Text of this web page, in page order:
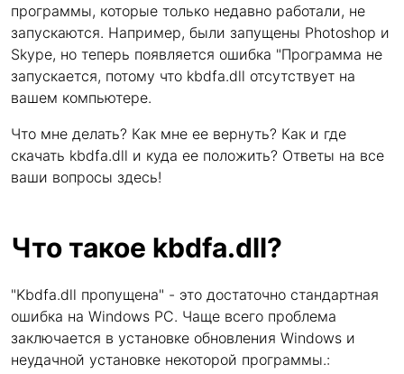
программы, которые только недавно работали, не
запускаются. Например, были запущены Photoshop и
Skype, но теперь появляется ошибка "Программа не
запускается, потому что kbdfa.dll отсутствует на
вашем компьютере.
Что мне делать? Как мне ее вернуть? Как и где
скачать kbdfa.dll и куда ее положить? Ответы на все
ваши вопросы здесь!
Что такое kbdfa.dll?
"Kbdfa.dll пропущена" - это достаточно стандартная
ошибка на Windows PC. Чаще всего проблема
заключается в установке обновления Windows и
неудачной установке некоторой программы.: